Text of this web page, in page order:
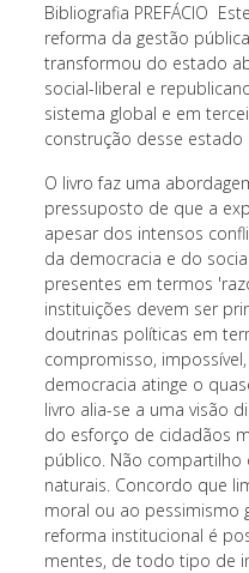
Bibliografia PREFÁCIO
reforma da gestão
transformou do estado
social-liberal e
sistema global e em
construção desse estado
O livro faz uma
pressuposto de que a
apesar dos intensos
da democracia e do
presentes em termos
instituições devem ser
doutrinas políticas em
compromisso,
democracia atinge o
livro alia-se a uma visão
do esforço de cidadãos
público. Não compartilho
naturais. Concordo que
moral ou ao pessimismo
reforma institucional é
mentes, de todo tipo de